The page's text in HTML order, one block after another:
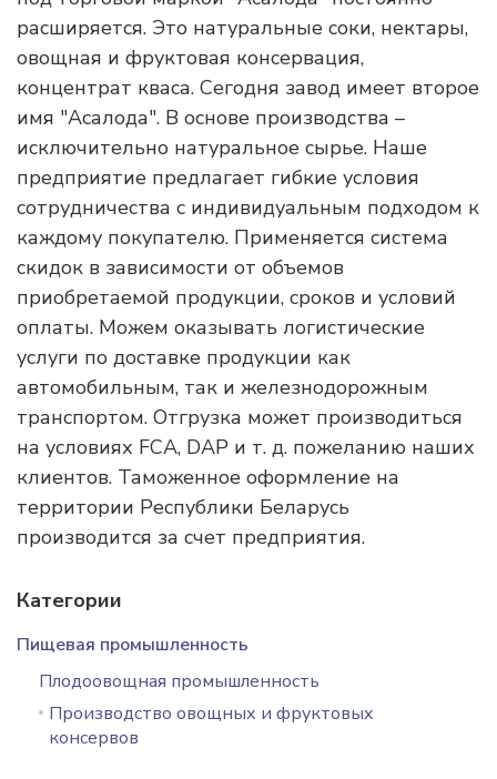
расширяется. Это натуральные соки, нектары,
овощная и фруктовая консервация,
концентрат кваса. Сегодня завод имеет второе
имя "Асалода". В основе производства –
исключительно натуральное сырье. Наше
предприятие предлагает гибкие условия
сотрудничества с индивидуальным подходом к
каждому покупателю. Применяется система
скидок в зависимости от объемов
приобретаемой продукции, сроков и условий
оплаты. Можем оказывать логистические
услуги по доставке продукции как
автомобильным, так и железнодорожным
транспортом. Отгрузка может производиться
на условиях FCA, DAP и т. д. пожеланию наших
клиентов. Таможенное оформление на
территории Республики Беларусь
производится за счет предприятия.
Категории
Пищевая промышленность
Плодоовощная промышленность
Производство овощных и фруктовых
консервов